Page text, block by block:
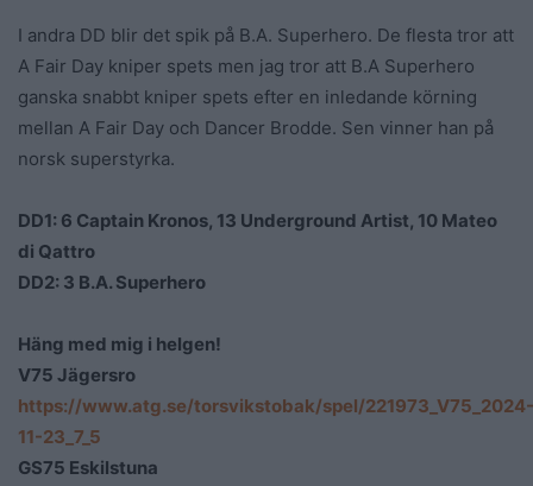
I andra DD blir det spik på B.A. Superhero. De flesta tror att
A Fair Day kniper spets men jag tror att B.A Superhero
ganska snabbt kniper spets efter en inledande körning
mellan A Fair Day och Dancer Brodde. Sen vinner han på
norsk superstyrka.
DD1: 6 Captain Kronos, 13 Underground Artist, 10 Mateo
di Qattro
DD2: 3 B.A. Superhero
Häng med mig i helgen!
V75 Jägersro
https://www.atg.se/torsvikstobak/spel/221973_V75_2024-
11-23_7_5
GS75 Eskilstuna